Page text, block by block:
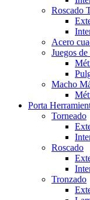
Roscado
Acero
Juegos
Macho
Porta
Torneado
Roscado
Tronzado